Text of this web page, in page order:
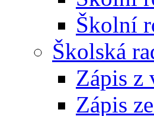
Školní
Školská
Zápis z
Zápis